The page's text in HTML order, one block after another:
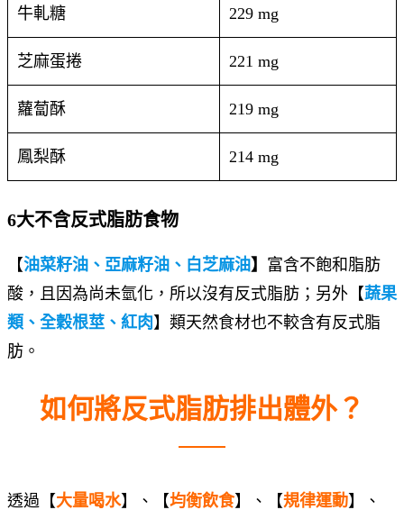
牛軋糖 229 mg
芝麻蛋捲 221 mg
蘿蔔酥 219 mg
鳳梨酥 214 mg
6大不含反式脂肪食物
【油菜籽油、亞麻籽油、白芝麻油】 富含不飽和脂肪
酸，且因為尚未氫化，所以沒有反式脂肪；另外【蔬果
類、全穀根莖、紅肉 】類天然食材也不較含有反式脂
肪。
如何將反式脂肪排出體外？
透過【大量喝水】、【均衡飲食】、【規律運動】、